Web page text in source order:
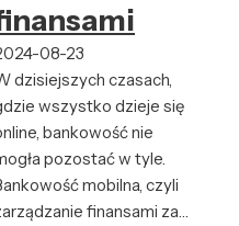
08-23
dzisiejszych czasach,
wszystko dzieje się
bankowość nie
pozostać w tyle.
mobilna, czyli
finansami za…